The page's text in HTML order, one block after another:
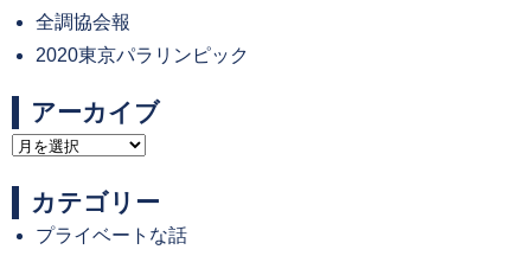
全調協会報
2020東京パラリンピック
アーカイブ
ア
イ
カテゴリー
プライベートな話